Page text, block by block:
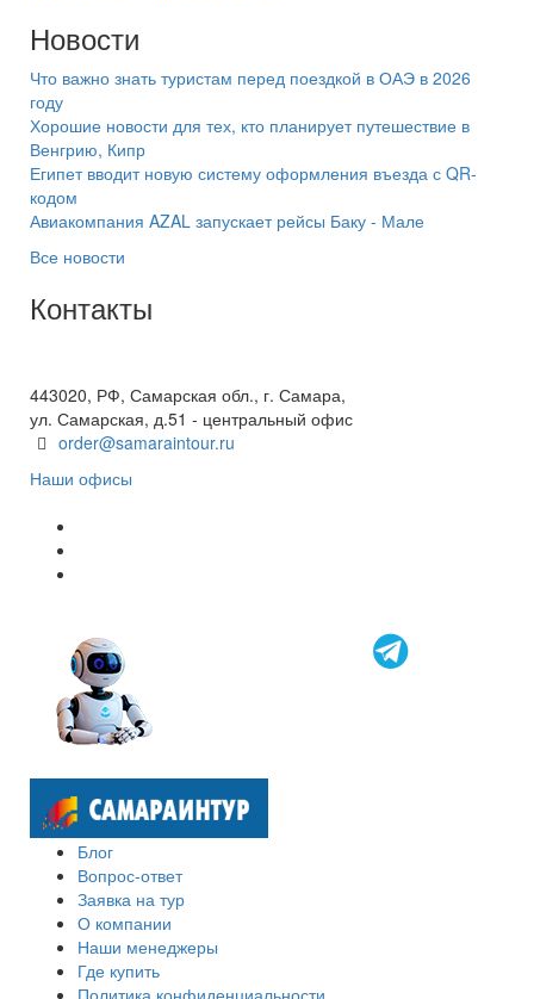
Новости
Что важно знать туристам перед поездкой в ОАЭ в 2026
году
Хорошие новости для тех, кто планирует путешествие в
Венгрию, Кипр
Египет вводит новую систему оформления въезда с QR-
кодом
Авиакомпания AZAL запускает рейсы Баку - Мале
Все новости
Контакты
443020, РФ, Самарская обл., г. Самара,
ул. Самарская, д.51 - центральный офис
order@samaraintour.ru
Наши офисы
Блог
Вопрос-ответ
Заявка на тур
О компании
Наши менеджеры
Где купить
Политика конфиденциальности